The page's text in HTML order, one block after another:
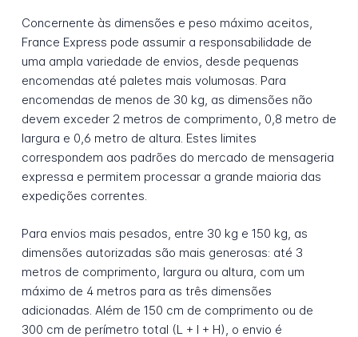
Concernente às dimensões e peso máximo aceitos,
France Express pode assumir a responsabilidade de
uma ampla variedade de envios, desde pequenas
encomendas até paletes mais volumosas. Para
encomendas de menos de 30 kg, as dimensões não
devem exceder 2 metros de comprimento, 0,8 metro de
largura e 0,6 metro de altura. Estes limites
correspondem aos padrões do mercado de mensageria
expressa e permitem processar a grande maioria das
expedições correntes.
Para envios mais pesados, entre 30 kg e 150 kg, as
dimensões autorizadas são mais generosas: até 3
metros de comprimento, largura ou altura, com um
máximo de 4 metros para as três dimensões
adicionadas. Além de 150 cm de comprimento ou de
300 cm de perímetro total (L + l + H), o envio é